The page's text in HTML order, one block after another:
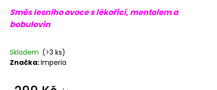
hvězdiček.
Směs lesního ovoce s lékořicí, mentolem a
bobulovin
Skladem (>3 ks)
Značka:Imperia
D
o
p
u
č